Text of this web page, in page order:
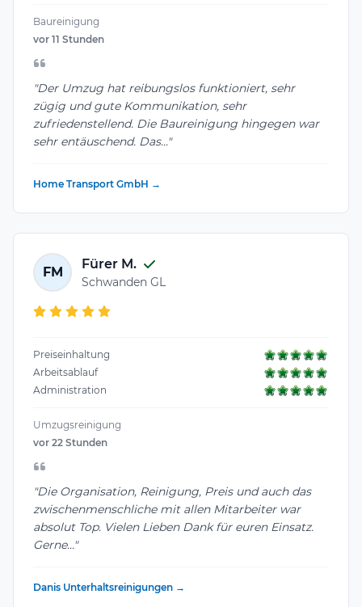
Baureinigung
vor 11 Stunden
"Der Umzug hat reibungslos funktioniert, sehr
zügig und gute Kommunikation, sehr
zufriedenstellend. Die Baureinigung hingegen war
sehr entäuschend. Das..."
Home Transport GmbH →
FM
Fürer M.
Schwanden GL
Preiseinhaltung
Arbeitsablauf
Administration
Umzugsreinigung
vor 22 Stunden
"Die Organisation, Reinigung, Preis und auch das
zwischenmenschliche mit allen Mitarbeiter war
absolut Top. Vielen Lieben Dank für euren Einsatz.
Gerne..."
Danis Unterhaltsreinigungen →